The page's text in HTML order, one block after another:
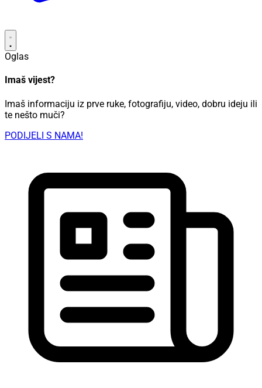
Oglas
Imaš vijest?
Imaš informaciju iz prve ruke, fotografiju, video, dobru ideju ili
te nešto muči?
PODIJELI S NAMA!